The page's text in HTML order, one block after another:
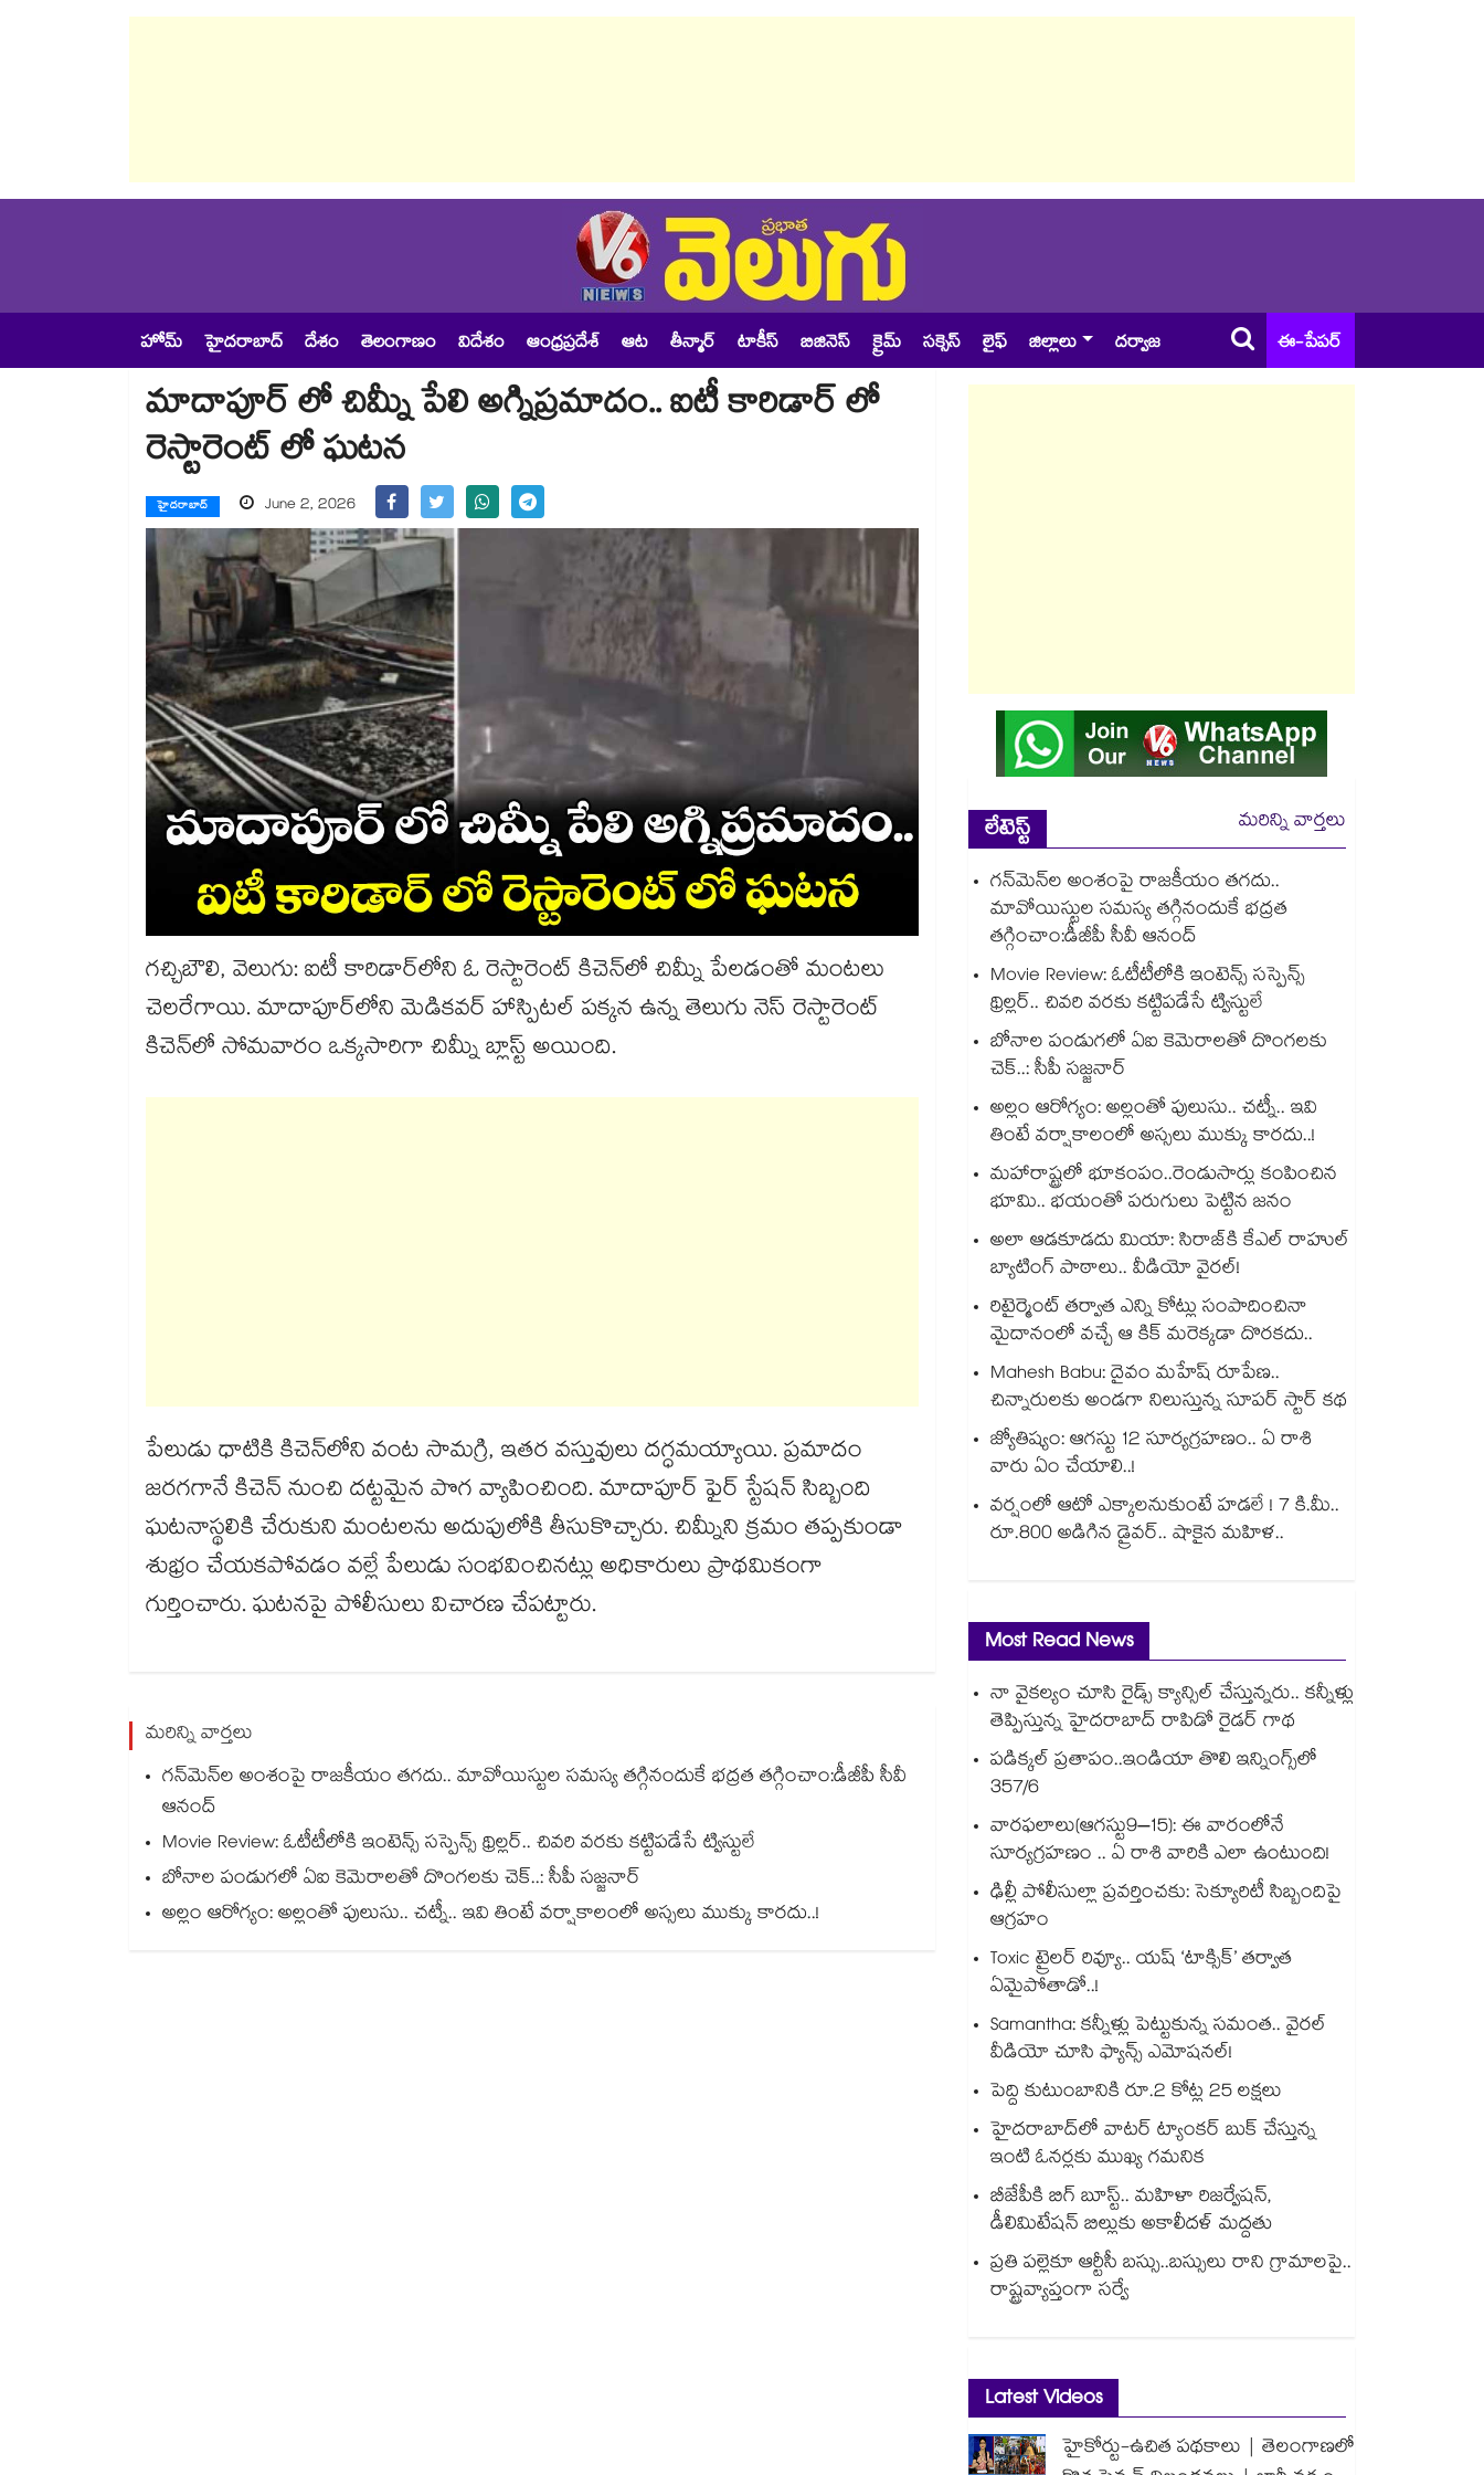
హోమ్ హైదరాబాద్ దేశం తెలంగాణం విదేశం ఆంధ్రప్రదేశ్ ఆట తీన్మార్ టాకీస్ బిజినెస్ క్రైమ్ సక్సెస్ లైఫ్ జిల్లాలు దర్వాజ ఈ-పేపర్
మాదాపూర్ లో చిమ్నీ పేలి అగ్నిప్రమాదం.. ఐటీ కారిడార్ లో
రెస్టారెంట్ లో ఘటన
హైదరాబాద్ June 2, 2026
గచ్చిబౌలి, వెలుగు: ఐటీ కారిడార్​లోని ఓ రెస్టారెంట్ కిచెన్​లో చిమ్నీ పేలడంతో మంటలు
చెలరేగాయి. మాదాపూర్​లోని మెడికవర్ హాస్పిటల్ పక్కన ఉన్న తెలుగు నెస్ రెస్టారెంట్
కిచెన్​లో సోమవారం ఒక్కసారిగా చిమ్నీ బ్లాస్ట్ అయింది.
పేలుడు ధాటికి కిచెన్​లోని వంట సామగ్రి, ఇతర వస్తువులు దగ్ధమయ్యాయి. ప్రమాదం
జరగగానే కిచెన్ నుంచి దట్టమైన పొగ వ్యాపించింది. మాదాపూర్ ఫైర్ స్టేషన్ సిబ్బంది
ఘటనాస్థలికి చేరుకుని మంటలను అదుపులోకి తీసుకొచ్చారు. చిమ్నీని క్రమం తప్పకుండా
శుభ్రం చేయకపోవడం వల్లే పేలుడు సంభవించినట్లు అధికారులు ప్రాథమికంగా
గుర్తించారు. ఘటనపై పోలీసులు విచారణ చేపట్టారు.
మరిన్ని వార్తలు
గన్⁭మెన్⁭ల అంశంపై రాజకీయం తగదు.. మావోయిస్టుల సమస్య తగ్గినందుకే భద్రత తగ్గించాం:డీజీపీ సీవీ
ఆనంద్
Movie Review: ఓటీటీలోకి ఇంటెన్స్ సస్పెన్స్ థ్రిల్లర్.. చివరి వరకు కట్టిపడేసే ట్విస్టులే
బోనాల పండుగలో ఏఐ కెమెరాలతో దొంగలకు చెక్..: సీపీ సజ్జనార్
అల్లం ఆరోగ్యం: అల్లంతో పులుసు.. చట్నీ.. ఇవి తింటే వర్షాకాలంలో అస్సలు ముక్కు కారదు..!
లేటెస్ట్
మరిన్ని వార్తలు
గన్⁭మెన్⁭ల అంశంపై రాజకీయం తగదు..
మావోయిస్టుల సమస్య తగ్గినందుకే భద్రత
తగ్గించాం:డీజీపీ సీవీ ఆనంద్
Movie Review: ఓటీటీలోకి ఇంటెన్స్ సస్పెన్స్
థ్రిల్లర్.. చివరి వరకు కట్టిపడేసే ట్విస్టులే
బోనాల పండుగలో ఏఐ కెమెరాలతో దొంగలకు
చెక్..: సీపీ సజ్జనార్
అల్లం ఆరోగ్యం: అల్లంతో పులుసు.. చట్నీ.. ఇవి
తింటే వర్షాకాలంలో అస్సలు ముక్కు కారదు..!
మహారాష్ట్రలో భూకంపం..రెండుసార్లు కంపించిన
భూమి.. భయంతో పరుగులు పెట్టిన జనం
అలా ఆడకూడదు మియా: సిరాజ్‌కి కేఎల్ రాహుల్
బ్యాటింగ్ పాఠాలు.. వీడియో వైరల్!
రిటైర్మెంట్ తర్వాత ఎన్ని కోట్లు సంపాదించినా
మైదానంలో వచ్చే ఆ కిక్ మరెక్కడా దొరకదు..
Mahesh Babu: దైవం మహేష్ రూపేణ..
చిన్నారులకు అండగా నిలుస్తున్న సూపర్ స్టార్ కథ
జ్యోతిష్యం: ఆగస్టు 12 సూర్యగ్రహణం.. ఏ రాశి
వారు ఏం చేయాలి..!
వర్షంలో ఆటో ఎక్కాలనుకుంటే హడలే ! 7 కి.మీ..
రూ.800 అడిగిన డ్రైవర్.. షాకైన మహిళ..
Most Read News
నా వైకల్యం చూసి రైడ్స్ క్యాన్సిల్ చేస్తున్నరు.. కన్నీళ్లు
తెప్పిస్తున్న హైదరాబాద్ రాపిడో రైడర్ గాథ
పడిక్కల్‌‌ ప్రతాపం..ఇండియా తొలి ఇన్నింగ్స్‌‌లో
357/6
వారఫలాలు(ఆగస్టు9–15): ఈ వారంలోనే
సూర్యగ్రహణం .. ఏ రాశి వారికి ఎలా ఉంటుంది!
ఢిల్లీ పోలీసుల్లా ప్రవర్తించకు: సెక్యూరిటీ సిబ్బందిపై
ఆగ్రహం
Toxic ట్రైలర్ రివ్యూ.. యష్ ‘టాక్సిక్’ తర్వాత
ఏమైపోతాడో..!
Samantha: కన్నీళ్లు పెట్టుకున్న సమంత.. వైరల్
వీడియో చూసి ఫ్యాన్స్ ఎమోషనల్!
పెద్ది కుటుంబానికి రూ.2 కోట్ల 25 లక్షలు
హైదరాబాద్⁪లో వాటర్ ట్యాంకర్ బుక్ చేస్తున్న
ఇంటి ఓనర్లకు ముఖ్య గమనిక
బీజేపీకి బిగ్ బూస్ట్.. మహిళా రిజర్వేషన్,
డీలిమిటేషన్ బిల్లుకు అకాలీదళ్ మద్దతు
ప్రతి పల్లెకూ ఆర్టీసీ బస్సు..బస్సులు రాని గ్రామాలపై..
రాష్ట్రవ్యాప్తంగా సర్వే
Latest Videos
హైకోర్టు-ఉచిత పథకాలు | తెలంగాణలో